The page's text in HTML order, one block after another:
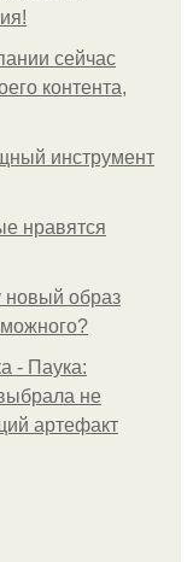
сейчас
контента,
инструмент
нравятся
образ
- Паука:
не
артефакт